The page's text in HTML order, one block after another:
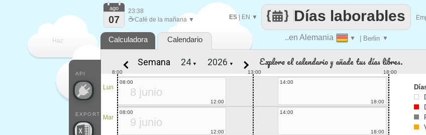
Haz
que
..en Alemania ▼ | Berlin ▼
Días laborables
ES| EN ▼
API
EXPORT
ago
07
23:38
☕Café de la mañana ▼
Calculadora Calendario
Semana ▼ ▼ Explora el calendario y añade tus días libres.
Lun
Mar
13:00
8:00 18:00
8 junio
08:00
12:00
14:00
18:00
9 junio
08:00
12:00
14:00
18:00